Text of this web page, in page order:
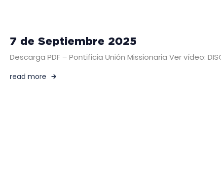
7 de Septiembre 2025
Descarga PDF – Pontificia Unión Missionaria Ver vídeo:
read more